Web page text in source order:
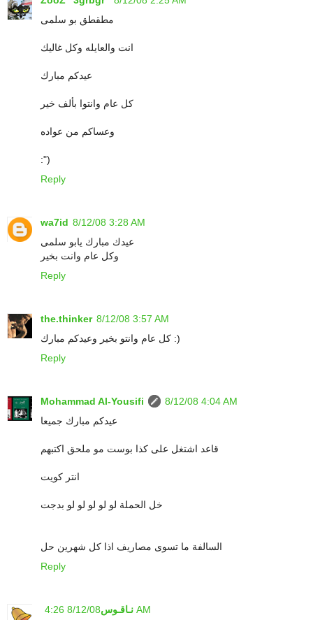
مطقطق بو سلمى
انت والعايله وكل غاليك
عيدكم مبارك
كل عام وانتوا بألف خير
وعساكم من عواده
:")
Reply
wa7id 8/12/08 3:28 AM
عيدك مبارك يابو سلمى
وكل عام وانت بخير
Reply
the.thinker 8/12/08 3:57 AM
كل عام وانتو بخير وعيدكم مبارك :)
Reply
Mohammad Al-Yousifi
8/12/08 4:04 AM
عيدكم مبارك جميعا
قاعد اشتغل على كذا بوست مو ملحق اكتبهم
انتر كويت
خل الحملة لو لو لو لو لو بدجت
السالفة ما تسوى مصاريف اذا كل شهرين حل
Reply
نـاقـوس 8/12/08 4:26 AM